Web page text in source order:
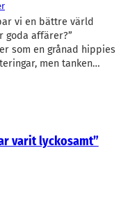
varit lyckosamt”
vi en bättre värld
goda affärer?”
som en grånad hippies
men tanken…